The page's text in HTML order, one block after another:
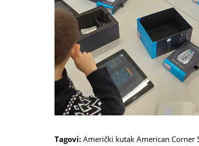
Tagovi: Američki kutak American Corner